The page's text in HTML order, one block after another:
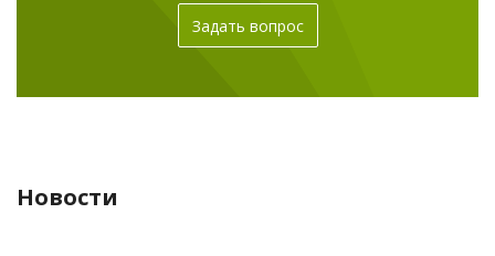
Задать вопрос
Новости